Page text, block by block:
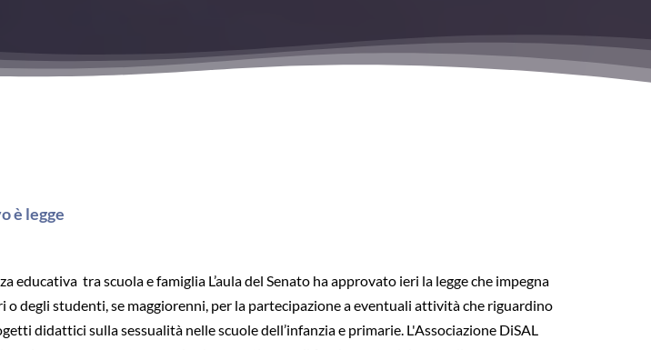
è legge
tra scuola e famiglia L’aula del Senato ha approvato ieri la legge che impegna
degli studenti, se maggiorenni, per la partecipazione a eventuali attività che riguardino
didattici sulla sessualità nelle scuole dell’infanzia e primarie. L'Associazione DiSAL